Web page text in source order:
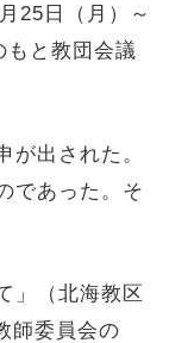
月 25 日（月）～
もと教団会議
が出された。
であった。そ
」（北海教区
師委員会の